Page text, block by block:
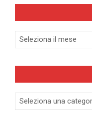
Archivi
Categorie